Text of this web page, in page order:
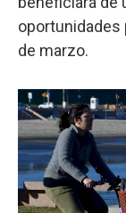
oportunidades
de marzo.